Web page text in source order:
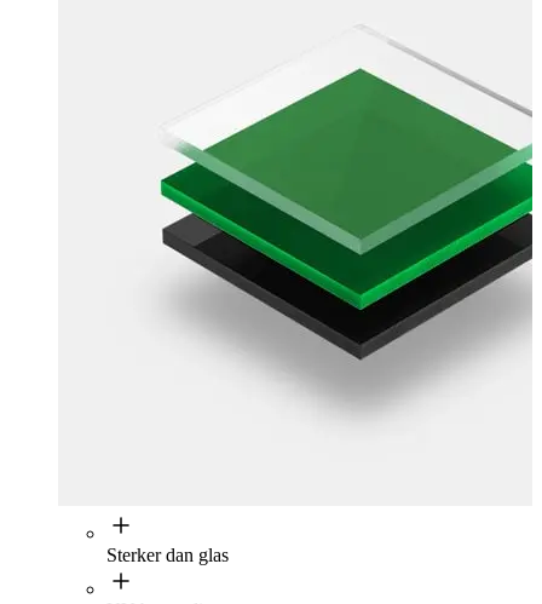
Sterker dan glas